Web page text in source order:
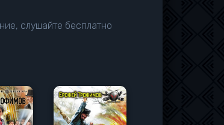
слушайте бесплатно